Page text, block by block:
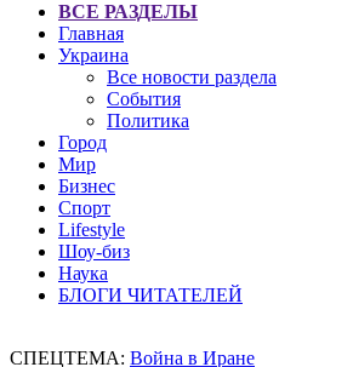
ВСЕ РАЗДЕЛЫ
Главная
Украина
Все новости раздела
События
Политика
Город
Мир
Бизнес
Спорт
Lifestyle
Шоу-биз
Наука
БЛОГИ ЧИТАТЕЛЕЙ
СПЕЦТЕМА: Война в Иране